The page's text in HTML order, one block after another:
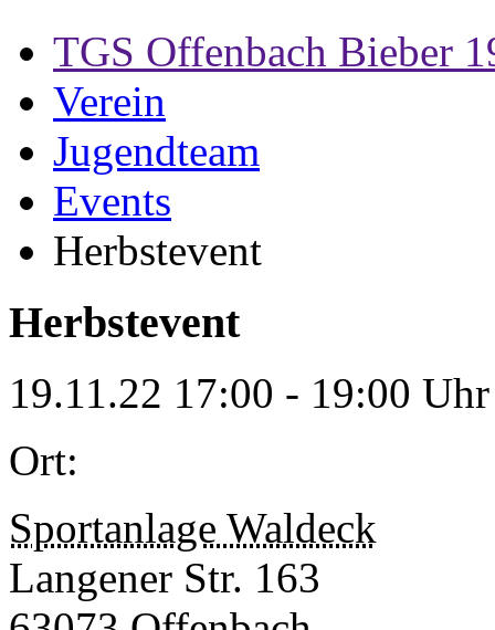
TGS Offenbach Bieber
Verein
Jugendteam
Events
Herbstevent
Herbstevent
19.11.22 17:00 - 19:00 Uhr
Ort:
Sportanlage Waldeck
Langener Str. 163